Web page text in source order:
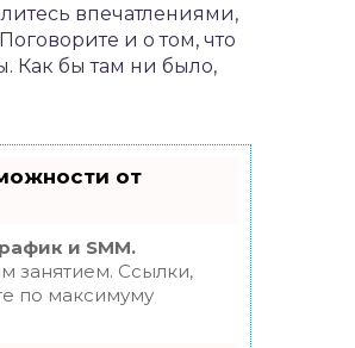
впечатлениями,
и о том, что
Как бы там ни было,
от
и SMM.
занятием. Ссылки,
по максимуму